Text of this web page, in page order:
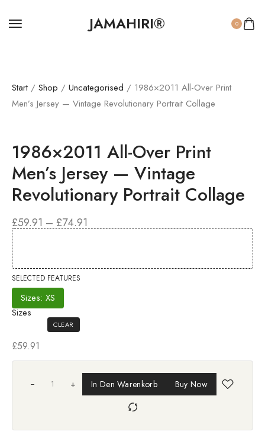
JAMAHIRI® 0
Start/ Shop / Uncategorised / 1986×2011 All-Over Print
Men’s Jersey — Vintage Revolutionary Portrait Collage
1986×2011 All-Over Print
Men’s Jersey — Vintage
Revolutionary Portrait Collage
£59.91 – £74.91
SELECTED FEATURES
Sizes: XS
Sizes
CLEAR
£59.91
+ In Den Warenkorb Buy Now